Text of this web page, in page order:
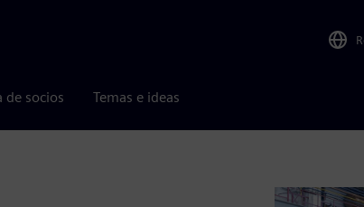
de socios Temas e ideas